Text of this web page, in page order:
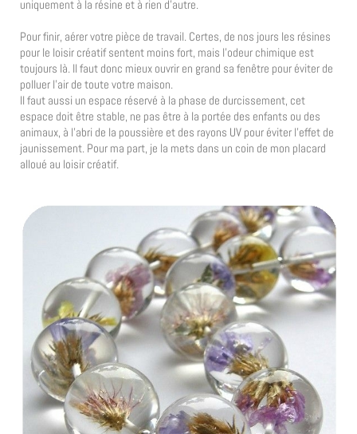
uniquement à la résine et à rien d’autre.
Pour finir, aérer votre pièce de travail. Certes, de nos jours les résines
pour le loisir créatif sentent moins fort, mais l’odeur chimique est
toujours là. Il faut donc mieux ouvrir en grand sa fenêtre pour éviter de
polluer l’air de toute votre maison.
Il faut aussi un espace réservé à la phase de durcissement, cet
espace doit être stable, ne pas être à la portée des enfants ou des
animaux, à l’abri de la poussière et des rayons UV pour éviter l’effet de
jaunissement. Pour ma part, je la mets dans un coin de mon placard
alloué au loisir créatif.